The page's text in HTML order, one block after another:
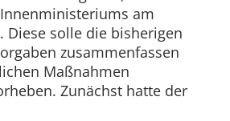
am
Diese solle die bisherigen
zusammenfassen
Maßnahmen
Zunächst hatte der